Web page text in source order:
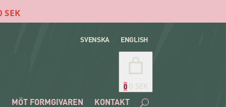
SVENSKA ENGLISH
0 0 SEK
MÖT FORMGIVAREN KONTAKT